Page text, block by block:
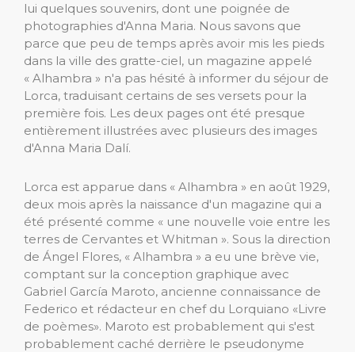
lui quelques souvenirs, dont une poignée de
photographies d'Anna Maria. Nous savons que
parce que peu de temps après avoir mis les pieds
dans la ville des gratte-ciel, un magazine appelé
« Alhambra » n'a pas hésité à informer du séjour de
Lorca, traduisant certains de ses versets pour la
première fois. Les deux pages ont été presque
entièrement illustrées avec plusieurs des images
d'Anna Maria Dalí.
Lorca est apparue dans « Alhambra » en août 1929,
deux mois après la naissance d'un magazine qui a
été présenté comme « une nouvelle voie entre les
terres de Cervantes et Whitman ». Sous la direction
de Ángel Flores, « Alhambra » a eu une brève vie,
comptant sur la conception graphique avec
Gabriel García Maroto, ancienne connaissance de
Federico et rédacteur en chef du Lorquiano «Livre
de poèmes». Maroto est probablement qui s'est
probablement caché derrière le pseudonyme